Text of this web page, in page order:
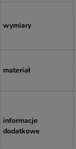
wymiary
materiał
informacje
dodatkowe